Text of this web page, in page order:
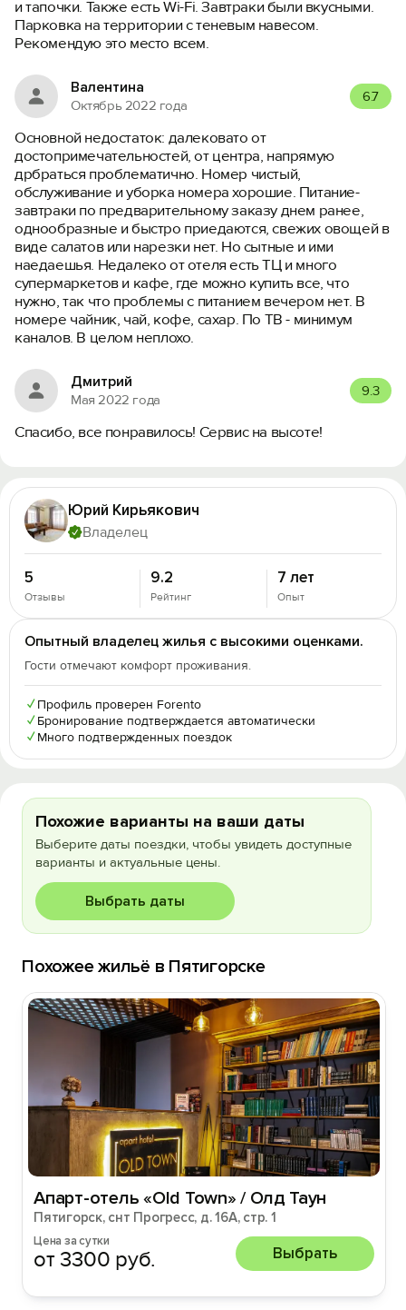
и тапочки. Также есть Wi-Fi. Завтраки были вкусными.
Парковка на территории с теневым навесом.
Рекомендую это место всем.
Валентина
Октябрь 2022 года
6.7
Основной недостаток: далековато от
достопримечательностей, от центра, напрямую
дрбраться проблематично. Номер чистый,
обслуживание и уборка номера хорошие. Питание-
завтраки по предварительному заказу днем ранее,
однообразные и быстро приедаются, свежих овощей в
виде салатов или нарезки нет. Но сытные и ими
наедаешья. Недалеко от отеля есть ТЦ и много
супермаркетов и кафе, где можно купить все, что
нужно, так что проблемы с питанием вечером нет. В
номере чайник, чай, кофе, сахар. По ТВ - минимум
каналов. В целом неплохо.
Дмитрий
Мая 2022 года
9.3
Спасибо, все понравилось! Сервис на высоте!
Юрий Кирьякович
Владелец
5
Отзывы
9.2
Рейтинг
7 лет
Опыт
Опытный владелец жилья с высокими оценками.
Гости отмечают комфорт проживания.
✓ Профиль проверен Forento
✓ Бронирование подтверждается автоматически
✓ Много подтвержденных поездок
Похожие варианты на ваши даты
Выберите даты поездки, чтобы увидеть доступные
варианты и актуальные цены.
Выбрать даты
Похожее жильё в Пятигорске
Апарт-отель «Old Town» / Олд Таун
Пятигорск, снт Прогресс, д. 16А, стр. 1
Цена за сутки
от 3300 руб. Выбрать